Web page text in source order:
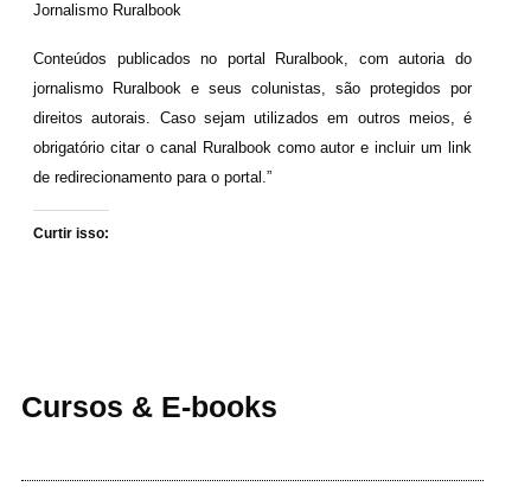
Jornalismo Ruralbook
Conteúdos publicados no portal Ruralbook, com autoria do
jornalismo Ruralbook e seus colunistas, são protegidos por
direitos autorais. Caso sejam utilizados em outros meios, é
obrigatório citar o canal Ruralbook como autor e incluir um link
de redirecionamento para o portal.”
Curtir isso:
Cursos & E-books